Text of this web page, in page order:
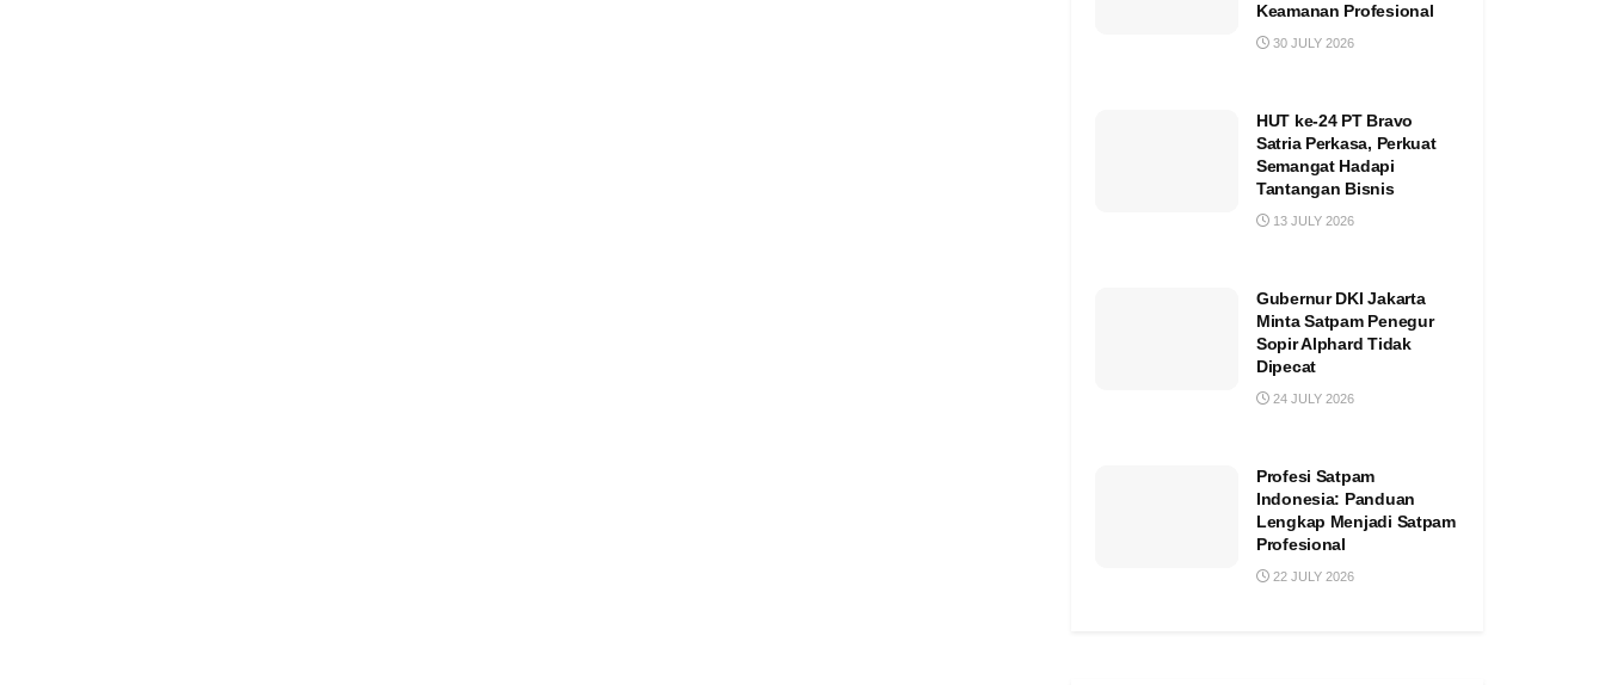
Keamanan Profesional
30 JULY 2026
HUT ke-24 PT Bravo
Satria Perkasa, Perkuat
Semangat Hadapi
Tantangan Bisnis
13 JULY 2026
Gubernur DKI Jakarta
Minta Satpam Penegur
Sopir Alphard Tidak
Dipecat
24 JULY 2026
Profesi Satpam
Indonesia: Panduan
Lengkap Menjadi Satpam
Profesional
22 JULY 2026